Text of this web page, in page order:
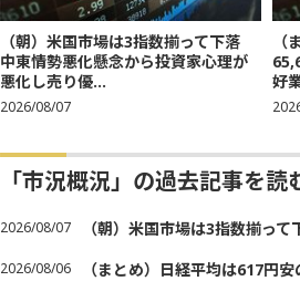
（朝）米国市場は3指数揃って下落
中東情勢悪化懸念から投資家心理が
悪化し売り優...
2026/08/07
好
「市況概況」の過去記事を読
2026/08/07 （朝）米国市場は3指数揃っ
2026/08/06 （まとめ）日経平均は617円